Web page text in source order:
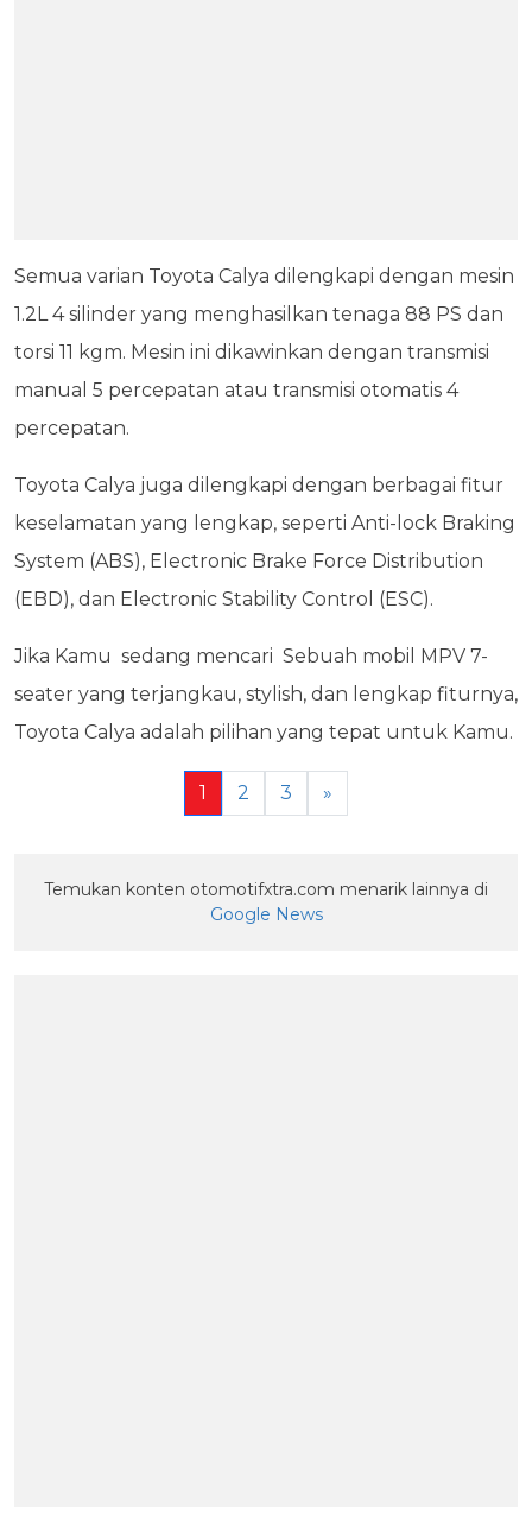
Semua varian Toyota Calya dilengkapi dengan mesin
1.2L 4 silinder yang menghasilkan tenaga 88 PS dan
torsi 11 kgm. Mesin ini dikawinkan dengan transmisi
manual 5 percepatan atau transmisi otomatis 4
percepatan.
Toyota Calya juga dilengkapi dengan berbagai fitur
keselamatan yang lengkap, seperti Anti-lock Braking
System (ABS), Electronic Brake Force Distribution
(EBD), dan Electronic Stability Control (ESC).
Jika Kamu sedang mencari Sebuah mobil MPV 7-
seater yang terjangkau, stylish, dan lengkap fiturnya,
Toyota Calya adalah pilihan yang tepat untuk Kamu.
1 2 3 »
Temukan konten otomotifxtra.com menarik lainnya di
Google News